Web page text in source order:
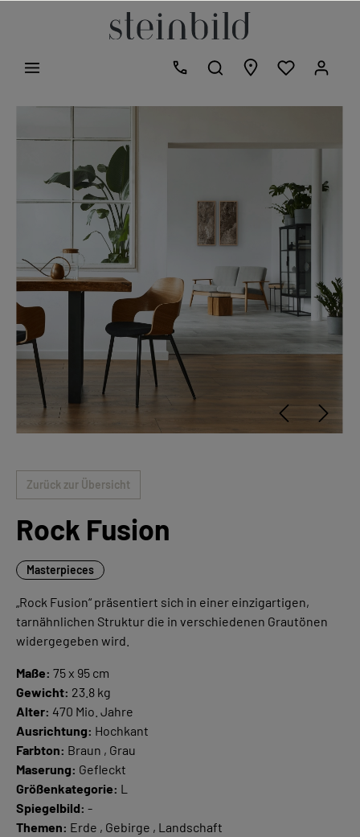
Zurück zur Übersicht
Rock Fusion
Masterpieces
„Rock Fusion“ präsentiert sich in einer einzigartigen,
tarnähnlichen Struktur die in verschiedenen Grautönen
widergegeben wird.
Maße: 75 x 95 cm
Gewicht: 23.8 kg
Alter: 470 Mio. Jahre
Ausrichtung: Hochkant
Farbton: Braun , Grau
Maserung: Gefleckt
Größenkategorie: L
Spiegelbild: -
Themen: Erde , Gebirge , Landschaft